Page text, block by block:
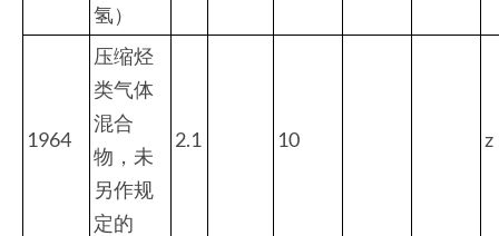
氢）
1964
压缩烃
类气体
混合
物，未
另作规
定的
2.1 10 z